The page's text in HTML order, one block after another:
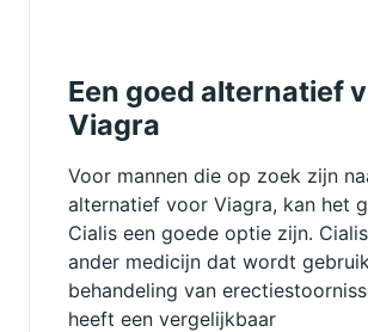
Een goed alternatief
Viagra
Voor mannen die op zoek zijn
alternatief voor Viagra, kan het
Cialis een goede optie zijn.
ander medicijn dat wordt
behandeling van
heeft een vergelijkbaar